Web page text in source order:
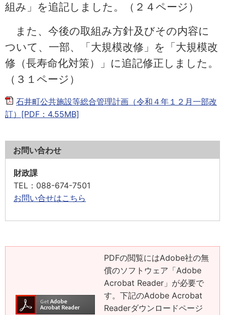
組み」を追記しました。（２４ページ）
また、今後の取組み方針及びその内容に
ついて、一部、「大規模改修」を「大規模改
修（長寿命化対策）」に追記修正しました。
（３１ページ）
石井町公共施設等総合管理計画（令和４年１２月一部改
訂）[PDF：4.55MB]
お問い合わせ
財政課
TEL ：088-674-7501
お問い合せはこちら
PDFの閲覧にはAdobe社の無
償のソフトウェア「Adobe
Acrobat Reader」が必要で
す。下記のAdobe Acrobat
Readerダウンロードページ